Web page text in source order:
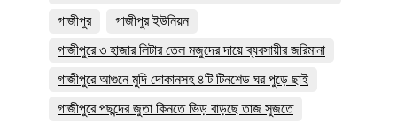
গাজীপুর
গাজীপুর ইউনিয়ন
গাজীপুরে ৩ হাজার লিটার তেল মজুদের দায়ে ব্যবসায়ীর জরিমানা
গাজীপুরে আগুনে মুদি দোকানসহ ৪টি টিনশেড ঘর পুড়ে ছাই
গাজীপুরে পছন্দের জুতা কিনতে ভিড় বাড়ছে তাজ সুজতে